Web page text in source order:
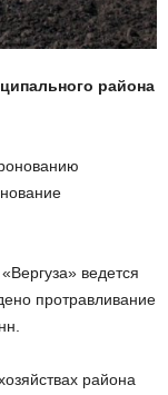
района
ведется
протравливание
района